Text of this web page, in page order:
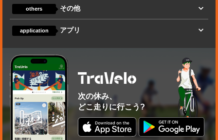
others その他
application アプリ
次の休み、
どこ走りに行こう?